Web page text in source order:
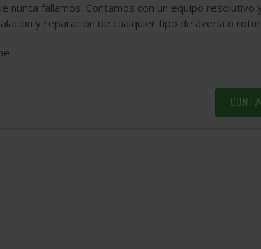
nunca fallamos. Contamos con un equipo resolutivo
y reparación de cualquier tipo de avería o